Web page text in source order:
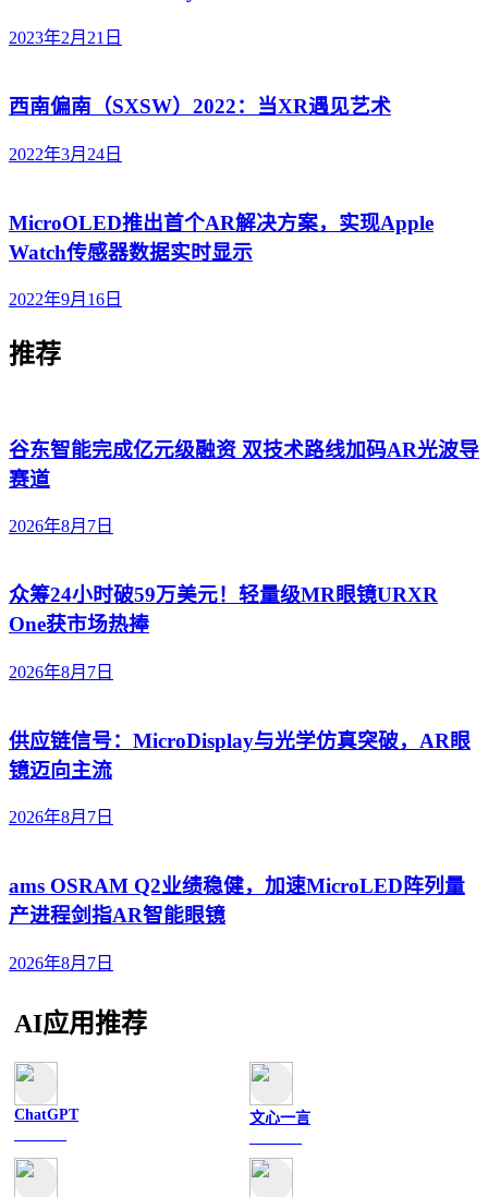
2023年2月21日
西南偏南（SXSW）2022：当XR遇见艺术
2022年3月24日
MicroOLED推出首个AR解决方案，实现Apple
Watch传感器数据实时显示
2022年9月16日
推荐
谷东智能完成亿元级融资 双技术路线加码AR光波导
赛道
2026年8月7日
众筹24小时破59万美元！轻量级MR眼镜URXR
One获市场热捧
2026年8月7日
供应链信号：MicroDisplay与光学仿真突破，AR眼
镜迈向主流
2026年8月7日
ams OSRAM Q2业绩稳健，加速MicroLED阵列量
产进程剑指AR智能眼镜
2026年8月7日
AI应用推荐
ChatGPT 文心一言